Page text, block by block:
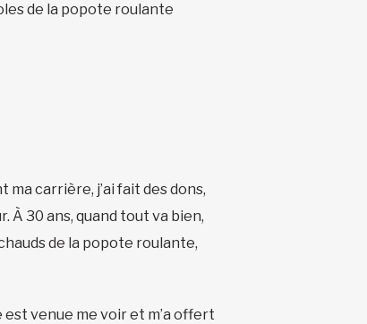
de la popote roulante
ma carrière, j’ai fait des dons,
À 30 ans, quand tout va bien,
de la popote roulante,
venue me voir et m’a offert